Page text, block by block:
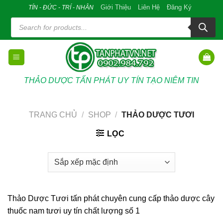
content
TÍN - ĐỨC - TRÍ - NHÂN Giới Thiệu Liên Hệ Đăng Ký
Tìm
kiếm
sản
phẩm
THẢO DƯỢC TẤN PHÁT UY TÍN TẠO NIÊM TIN
TRANG CHỦ / SHOP / THẢO DƯỢC TƯƠI
LỌC
Thảo Dược Tươi tấn phát chuyên cung cấp thảo dược cây
thuốc nam tươi uy tín chất lượng số 1